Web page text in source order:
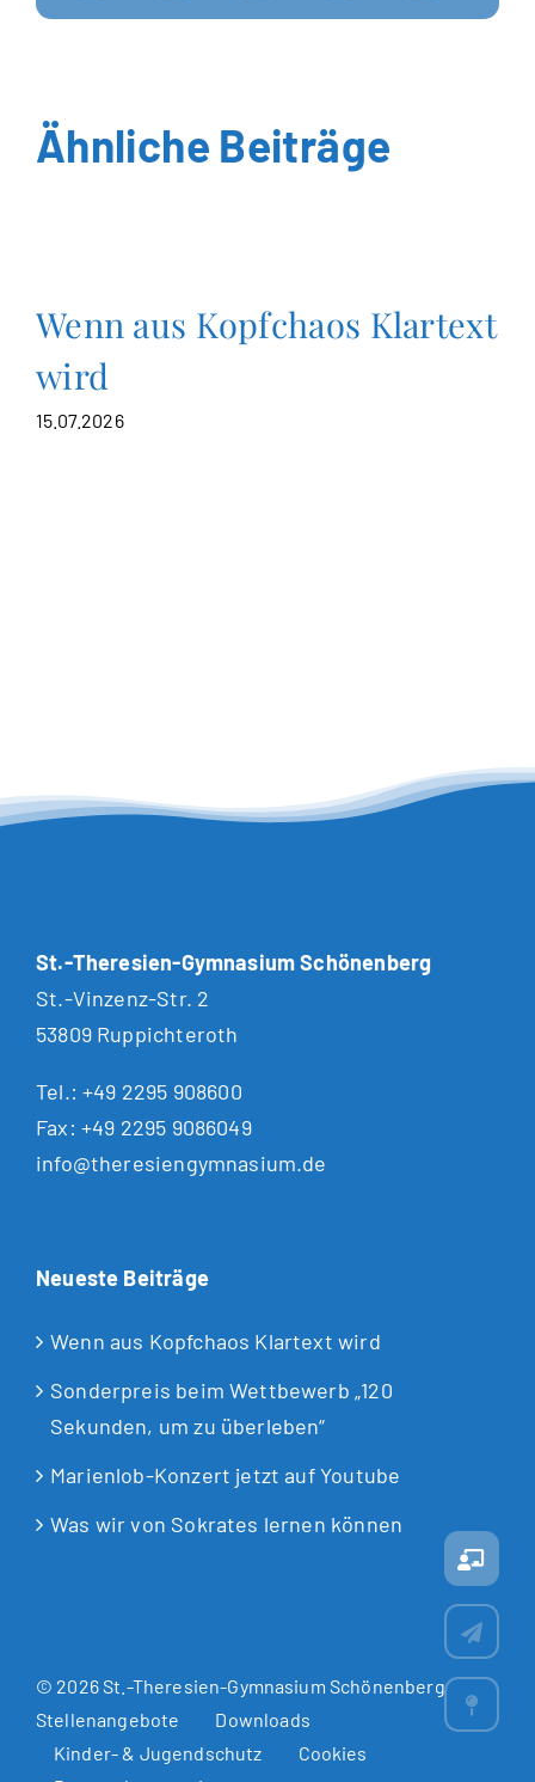
Ähnliche Beiträge
Wenn aus Kopfchaos Klartext
wird
15.07.2026
St.-Theresien-Gymnasium Schönenberg
St.-Vinzenz-Str. 2
53809 Ruppichteroth
Tel.:+49 2295 908600
Fax: +49 2295 9086049
info@theresiengymnasium.de
Neueste Beiträge
Wenn aus Kopfchaos Klartext wird
Sonderpreis beim Wettbewerb „120
Sekunden, um zu überleben“
Marienlob-Konzert jetzt auf Youtube
Was wir von Sokrates lernen können
© 2026St.-Theresien-Gymnasium Schönenberg
Stellenangebote
Downloads
Kinder- & Jugendschutz
Cookies